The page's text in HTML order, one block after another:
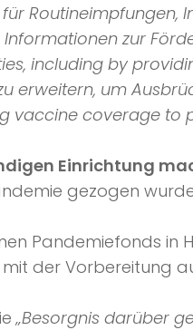
Routineimpfungen,
zur
including by
erweitern, um
vaccine coverage to
Einrichtung
gezogen
Pandemiefonds in
der Vorbereitung
„Besorgnis darüber